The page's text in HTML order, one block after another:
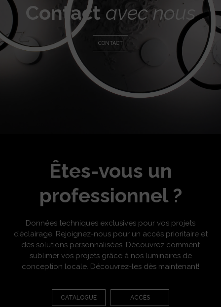
Contact avec nous
CONTACT
Êtes-vous un
professionnel ?
Données techniques exclusives pour vos projets
d’éclairage. Rejoignez-nous pour un accès prioritaire et
des solutions personnalisées. Découvrez comment
sublimer vos projets grâce à nos luminaires de
conception locale. Découvrez-les dès maintenant!
CATALOGUE ACCÈS